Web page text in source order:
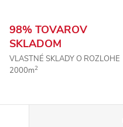
98% TOVAROV
SKLADOM
VLASTNÉ SKLADY O ROZLOHE
2000m2